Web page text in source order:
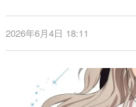
ゲーム世
ゲームに多大
日本のコンテ
画です。
日本モバ
日本のモバイ
ルを網羅する
2026年6月4日 18:11